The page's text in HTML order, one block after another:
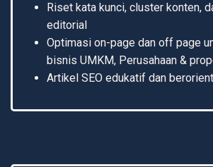
Riset kata kunci, cluster konten,
editorial
Optimasi on-page dan off page
bisnis UMKM, Perusahaan &
Artikel SEO edukatif dan